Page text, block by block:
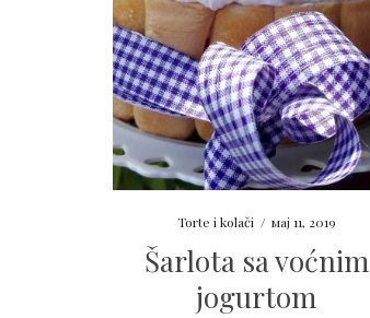
Torte i kolači / мај 11, 2019
Šarlota sa voćnim
jogurtom